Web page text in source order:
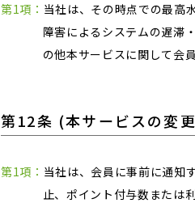
第1項： 当社は、その時点での最高
障害によるシステムの遅滞
の他本サービスに関して会
第12条 (本サービスの変
第1項： 当社は、会員に事前に通知
止、ポイント付与数または